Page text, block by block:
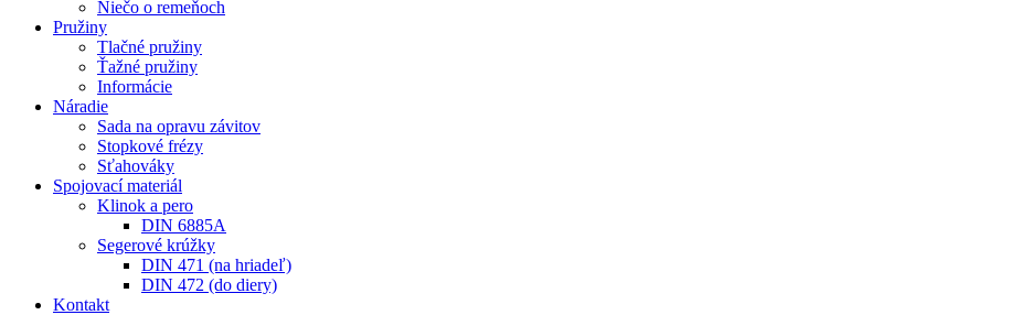
Niečo o remeňoch
Pružiny
Tlačné pružiny
Ťažné pružiny
Informácie
Náradie
Sada na opravu závitov
Stopkové frézy
Sťahováky
Spojovací materiál
Klinok a pero
DIN 6885A
Segerové krúžky
DIN 471 (na hriadeľ)
DIN 472 (do diery)
Kontakt